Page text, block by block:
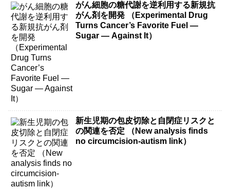
がん細胞の糖代謝を逆利用する新規抗
がん剤を開発 （Experimental Drug
Turns Cancer’s Favorite Fuel —
Sugar — Against It）
新生児期の包皮切除と自閉症リスクと
の関連を否定 （New analysis finds
no circumcision-autism link）